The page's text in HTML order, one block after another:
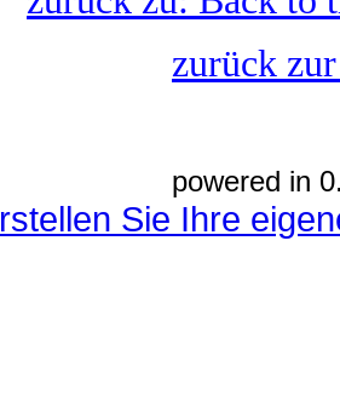
zurück
powered in
Sie Ihre